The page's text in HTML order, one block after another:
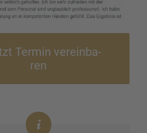
Termin verein­ba­
ren